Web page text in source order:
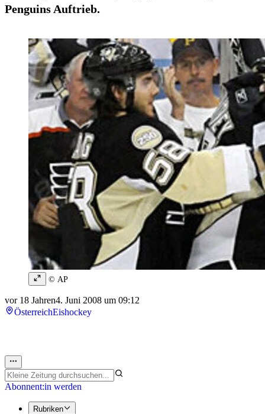
Penguins Auftrieb.
© AP
vor 18 Jahren4. Juni 2008 um 09:12
ÖsterreichEishockey
Abonnent:in werden
Rubriken